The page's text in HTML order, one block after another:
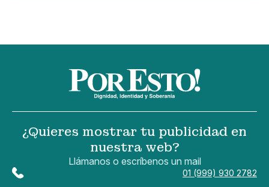
¿Quieres mostrar tu publicidad en
nuestra web?
Llámanos o escríbenos un mail
01 (999) 930 2782